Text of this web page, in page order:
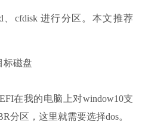
、cfdisk 进行分区。本文推荐
标磁盘
在我的电脑上对window10支
分区，这里就需要选择dos。